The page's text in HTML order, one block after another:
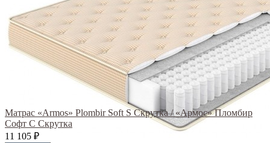
Матрас «Armos» Plombir Soft S Скрутка / «Армос» Пломбир
Софт С Скрутка
11 105 ₽